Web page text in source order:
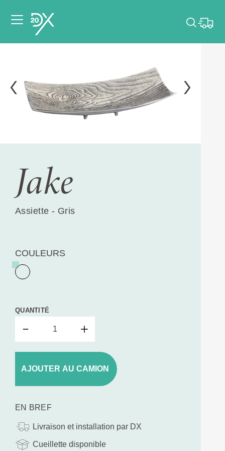
événement.
Choisir mes dates
Jake
Assiette - Gris
COULEURS
QUANTITÉ
AJOUTER AU CAMION
EN BREF
Livraison et installation par DX
Cueillette disponible